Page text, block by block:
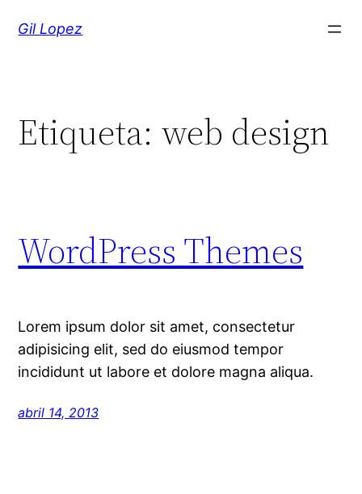
Gil Lopez
Etiqueta: web design
WordPress Themes
Lorem ipsum dolor sit amet, consectetur
adipisicing elit, sed do eiusmod tempor
incididunt ut labore et dolore magna aliqua.
abril 14, 2013